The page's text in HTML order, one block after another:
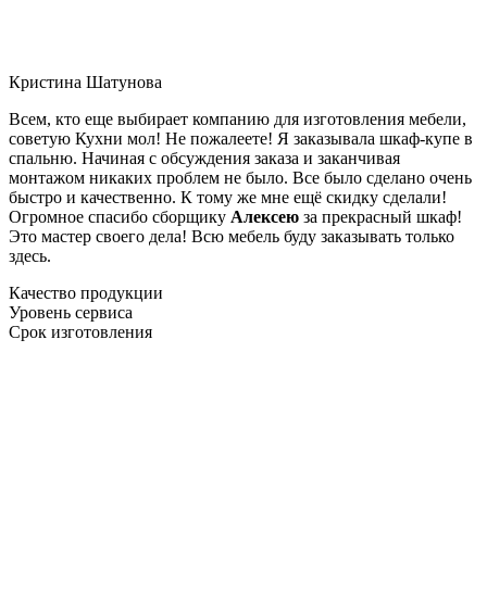
Кристина Шатунова
Всем, кто еще выбирает компанию для изготовления мебели,
советую Кухни мол! Не пожалеете! Я заказывала шкаф-купе в
спальню. Начиная с обсуждения заказа и заканчивая
монтажом никаких проблем не было. Все было сделано очень
быстро и качественно. К тому же мне ещё скидку сделали!
Огромное спасибо сборщику Алексею за прекрасный шкаф!
Это мастер своего дела! Всю мебель буду заказывать только
здесь.
Качество продукции
Уровень сервиса
Срок изготовления